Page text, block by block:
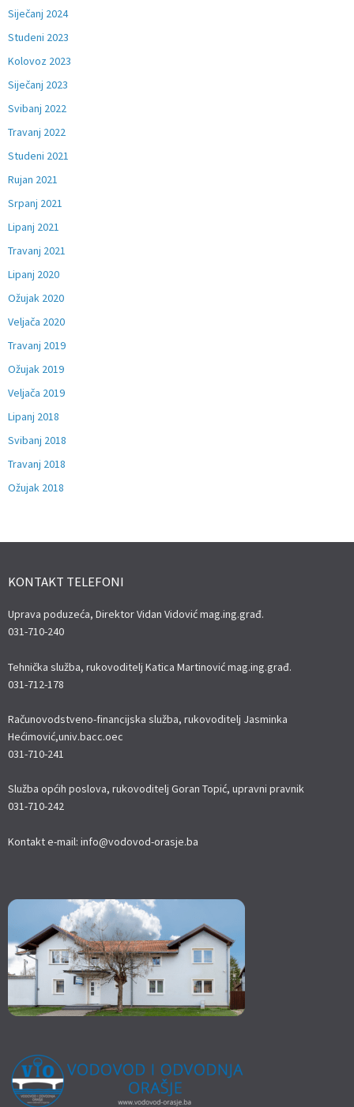
Siječanj 2024
Studeni 2023
Kolovoz 2023
Siječanj 2023
Svibanj 2022
Travanj 2022
Studeni 2021
Rujan 2021
Srpanj 2021
Lipanj 2021
Travanj 2021
Lipanj 2020
Ožujak 2020
Veljača 2020
Travanj 2019
Ožujak 2019
Veljača 2019
Lipanj 2018
Svibanj 2018
Travanj 2018
Ožujak 2018
KONTAKT TELEFONI
Uprava poduzeća, Direktor Vidan Vidović mag.ing.građ.
031-710-240
Tehnička služba, rukovoditelj Katica Martinović mag.ing.građ.
031-712-178
Računovodstveno-financijska služba, rukovoditelj Jasminka
Hećimović,univ.bacc.oec
031-710-241
Služba općih poslova, rukovoditelj Goran Topić, upravni pravnik
031-710-242
Kontakt e-mail: info@vodovod-orasje.ba